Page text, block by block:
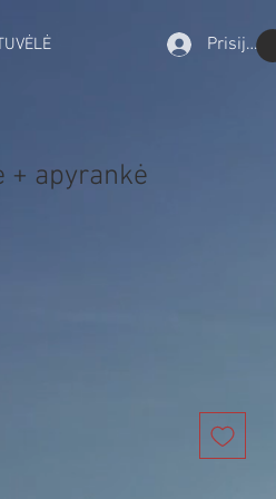
Prisijungti
+ apyrankė